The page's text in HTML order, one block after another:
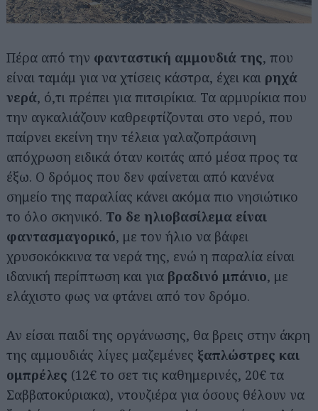
Πέρα από την φανταστική αμμουδιά της, που
είναι ταμάμ για να χτίσεις κάστρα, έχει και ρηχά
νερά, ό,τι πρέπει για πιτσιρίκια. Τα αρμυρίκια που
την αγκαλιάζουν καθρεφτίζονται στο νερό, που
παίρνει εκείνη την τέλεια γαλαζοπράσινη
απόχρωση ειδικά όταν κοιτάς από μέσα προς τα
έξω. Ο δρόμος που δεν φαίνεται από κανένα
σημείο της παραλίας κάνει ακόμα πιο νησιώτικο
το όλο σκηνικό. Το δε ηλιοβασίλεμα είναι
φαντασμαγορικό, με τον ήλιο να βάφει
χρυσοκόκκινα τα νερά της, ενώ η παραλία είναι
ιδανική περίπτωση και για βραδινό μπάνιο, με
ελάχιστο φως να φτάνει από τον δρόμο.
Αν είσαι παιδί της οργάνωσης, θα βρεις στην άκρη
της αμμουδιάς λίγες μαζεμένες ξαπλώστρες και
ομπρέλες (12€ το σετ τις καθημερινές, 20€ τα
Σαββατοκύριακα), ντουζιέρα για όσους θέλουν να